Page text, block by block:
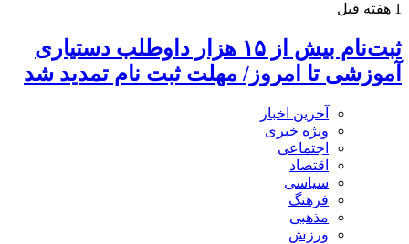
1 هفته قبل
ثبت‌نام بیش از ۱۵ هزار داوطلب دستیاری
آموزشی تا امروز/ مهلت ثبت نام تمدید شد
آخرین اخبار
ویژه خبری
اجتماعی
اقتصاد
سیاسی
فرهنگ
مذهبی
ورزش